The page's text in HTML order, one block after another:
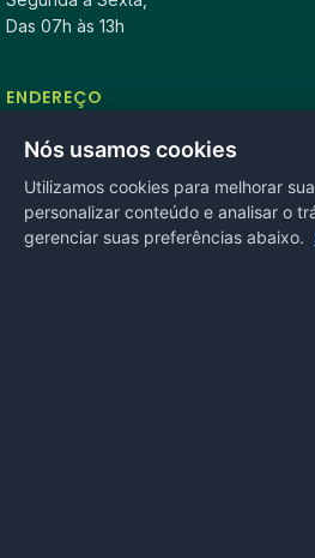
Das 07h às 13h
ENDEREÇO
Rua Antonio Tavares, n° 3310,
Mirassol D’Oeste, MT
REDES SOCIAIS
Nós usamos cookies
Utilizamos cookies para melhorar
personalizar conteúdo e analisar o
gerenciar suas preferências abaixo.